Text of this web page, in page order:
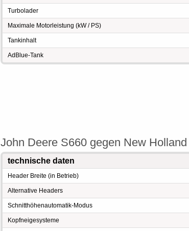
Turbolader
Maximale Motorleistung (kW / PS)
Tankinhalt
AdBlue-Tank
John Deere S660 gegen New
technische daten
Header Breite (in Betrieb)
Alternative Headers
Schnitthöhenautomatik-Modus
Kopfneigesysteme